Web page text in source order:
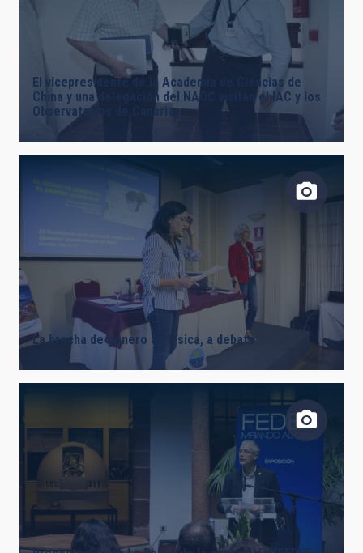
El vicepresidente de la Academia de Ciencias de
China y una delegación del NAOC visitan el IAC y los
Observatorios de Canarias
La brecha de género en Física, a debate